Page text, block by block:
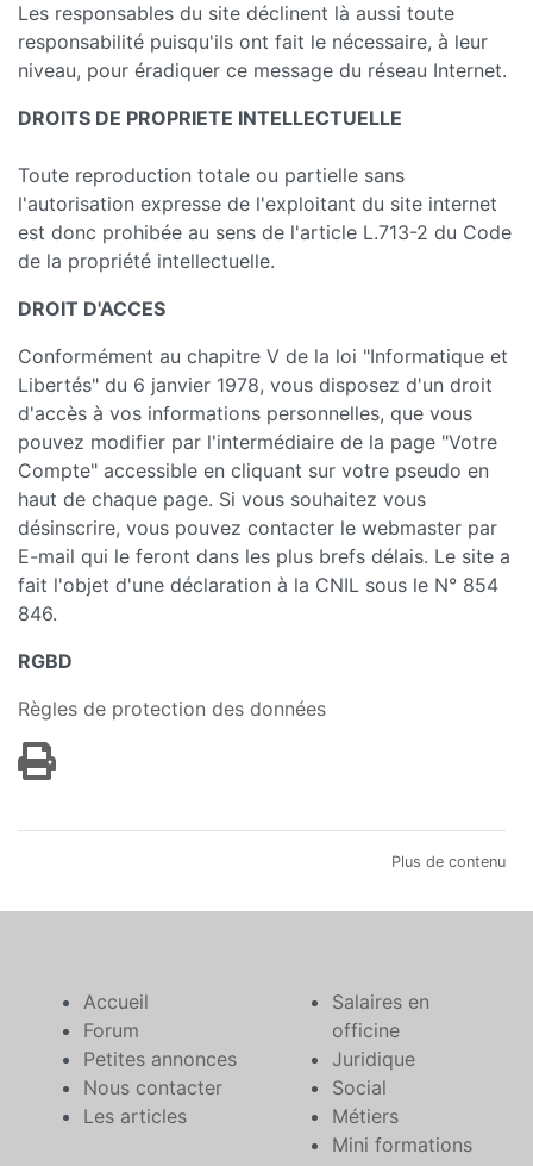
Les responsables du site déclinent là aussi toute
responsabilité puisqu'ils ont fait le nécessaire, à leur
niveau, pour éradiquer ce message du réseau Internet.
DROITS DE PROPRIETE INTELLECTUELLE
Toute reproduction totale ou partielle sans
l'autorisation expresse de l'exploitant du site internet
est donc prohibée au sens de l'article L.713-2 du Code
de la propriété intellectuelle.
DROIT D'ACCES
Conformément au chapitre V de la loi "Informatique et
Libertés" du 6 janvier 1978, vous disposez d'un droit
d'accès à vos informations personnelles, que vous
pouvez modifier par l'intermédiaire de la page "Votre
Compte" accessible en cliquant sur votre pseudo en
haut de chaque page. Si vous souhaitez vous
désinscrire, vous pouvez contacter le webmaster par
E-mail qui le feront dans les plus brefs délais. Le site a
fait l'objet d'une déclaration à la CNIL sous le N° 854
846.
RGBD
Règles de protection des données
Plus de contenu
Accueil
Forum
Petites annonces
Nous contacter
Les articles
Salaires en
officine
Juridique
Social
Métiers
Mini formations